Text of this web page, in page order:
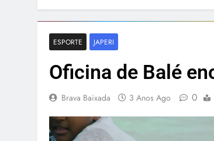
ESPORTE JAPERI
Oficina de Balé
Brava Baixada 3 Anos Ago 0